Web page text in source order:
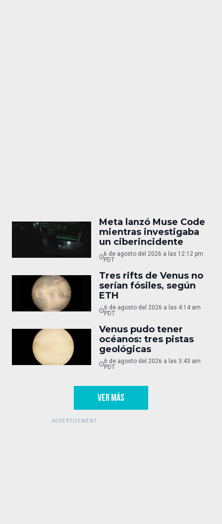
Meta lanzó Muse Code
mientras investigaba
un ciberincidente
6 de agosto del 2026 a las 12:12 pm
PDT
Tres rifts de Venus no
serían fósiles, según
ETH
6 de agosto del 2026 a las 4:14 am
PDT
Venus pudo tener
océanos: tres pistas
geológicas
6 de agosto del 2026 a las 3:43 am
PDT
VER MÁS